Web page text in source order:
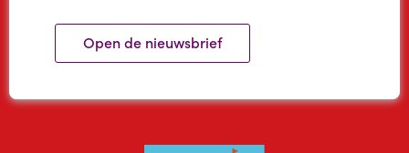
Open de nieuwsbrief